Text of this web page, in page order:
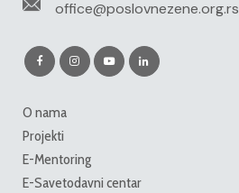
office@poslovnezene.org.rs
O nama
Projekti
E-Mentoring
E-Savetodavni centar